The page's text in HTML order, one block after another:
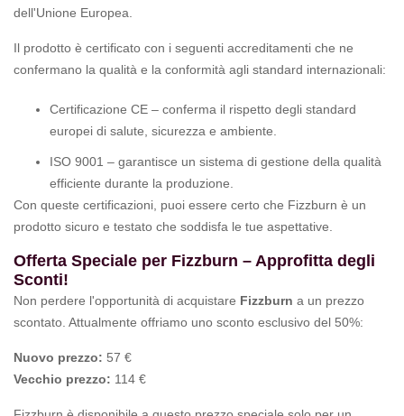
dell'Unione Europea.
Il prodotto è certificato con i seguenti accreditamenti che ne
confermano la qualità e la conformità agli standard internazionali:
Certificazione CE – conferma il rispetto degli standard
europei di salute, sicurezza e ambiente.
ISO 9001 – garantisce un sistema di gestione della qualità
efficiente durante la produzione.
Con queste certificazioni, puoi essere certo che Fizzburn è un
prodotto sicuro e testato che soddisfa le tue aspettative.
Offerta Speciale per Fizzburn – Approfitta degli
Sconti!
Non perdere l'opportunità di acquistare Fizzburn a un prezzo
scontato. Attualmente offriamo uno sconto esclusivo del 50%:
Nuovo prezzo: 57 €
Vecchio prezzo: 114 €